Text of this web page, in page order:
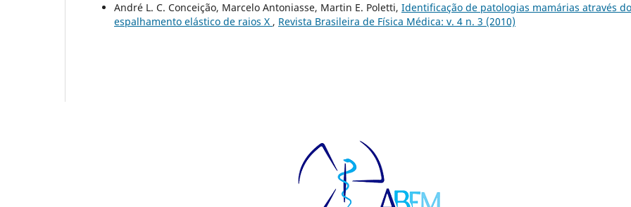
André L. C. Conceição, Marcelo Antoniasse, Martin E. Poletti, Identificação de patologias mamárias através do
espalhamento elástico de raios X , Revista Brasileira de Física Médica: v. 4 n. 3 (2010)